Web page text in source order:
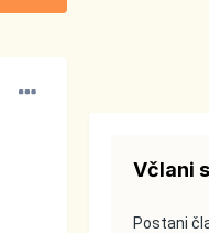
Včlani
Postani